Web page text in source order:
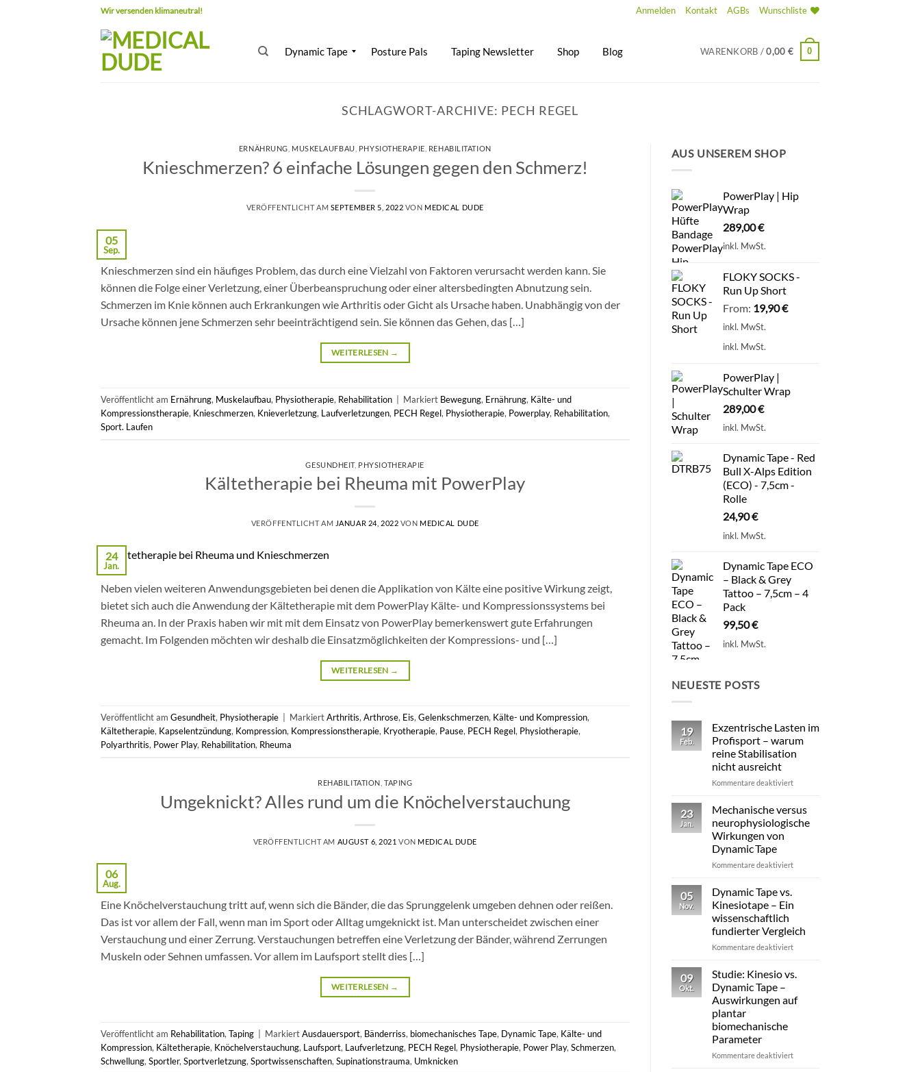
Wir versenden klimaneutral! Anmelden Kontakt AGBs Wunschliste
Dynamic Tape Posture Pals Taping Newsletter Shop Blog WARENKORB /0,00 € 0
SCHLAGWORT-ARCHIVE: PECH REGEL
ERNÄHRUNG MUSKELAUFBAU PHYSIOTHERAPIE REHABILITATION
Knieschmerzen? 6 einfache Lösungen gegen den Schmerz!
VERÖFFENTLICHT AM SEPTEMBER 5, 2022 VON MEDICAL DUDE
05
Sep.
Knieschmerzen sind ein häufiges Problem, das durch eine Vielzahl von Faktoren verursacht werden kann. Sie
können die Folge einer Verletzung, einer Überbeanspruchung oder einer altersbedingten Abnutzung sein.
Schmerzen im Knie können auch Erkrankungen wie Arthritis oder Gicht als Ursache haben. Unabhängig von der
Ursache können jene Schmerzen sehr beeinträchtigend sein. Sie können das Gehen, das […]
WEITERLESEN →
Veröffentlicht am Ernährung, Muskelaufbau, Physiotherapie, Rehabilitation Markiert Bewegung, Ernährung, Kälte- und
Kompressionstherapie, Knieschmerzen, Knieverletzung, Laufverletzungen, PECH Regel, Physiotherapie, Powerplay, Rehabilitation,
Sport. Laufen
GESUNDHEIT, PHYSIOTHERAPIE
Kältetherapie bei Rheuma mit PowerPlay
VERÖFFENTLICHT AM JANUAR 24, 2022 VON MEDICAL DUDE
24
Jan.
Neben vielen weiteren Anwendungsgebieten bei denen die Applikation von Kälte eine positive Wirkung zeigt,
bietet sich auch die Anwendung der Kältetherapie mit dem PowerPlay Kälte- und Kompressionssystems bei
Rheuma an. In der Praxis haben wir mit mit dem Einsatz von PowerPlay bemerkenswert gute Erfahrungen
gemacht. Im Folgenden möchten wir deshalb die Einsatzmöglichkeiten der Kompressions- und […]
WEITERLESEN →
Veröffentlicht am Gesundheit, Physiotherapie MarkiertArthritis,Arthrose, Eis,Gelenkschmerzen, Kälte- und Kompression,
Kältetherapie, Kapselentzündung, Kompression, Kompressionstherapie, Kryotherapie, Pause, PECH Regel, Physiotherapie,
Polyarthritis, Power Play, Rehabilitation, Rheuma
REHABILITATION ,TAPING
Umgeknickt? Alles rund um die Knöchelverstauchung
VERÖFFENTLICHT AM AUGUST 6, 2021 VON MEDICAL DUDE
06
Aug.
Eine Knöchelverstauchung tritt auf, wenn sich die Bänder, die das Sprunggelenk umgeben dehnen oder reißen.
Das ist vor allem der Fall, wenn man im Sport oder Alltag umgeknickt ist. Man unterscheidet zwischen einer
Verstauchung und einer Zerrung. Verstauchungen betreffen eine Verletzung der Bänder, während Zerrungen
Muskeln oder Sehnen umfassen. Vor allem im Laufsport stellt dies […]
WEITERLESEN →
Veröffentlicht am Rehabilitation, Taping MarkiertAusdauersport, Bänderriss, biomechanisches Tape, Dynamic Tape, Kälte- und
Kompression, Kältetherapie, Knöchelverstauchung, Laufsport, Laufverletzung, PECH Regel, Physiotherapie, Power Play, Schmerzen,
Schwellung, Sportler, Sportverletzung, Sportwissenschaften, Supinationstrauma, Umknicken
AUS UNSEREM SHOP
PowerPlay | Hip
Wrap
289,00€
inkl. MwSt.
FLOKY SOCKS -
Run Up Short
From: 19,90€
inkl. MwSt.
inkl. MwSt.
PowerPlay |
Schulter Wrap
289,00€
inkl. MwSt.
Dynamic Tape - Red
Bull X-Alps Edition
(ECO) - 7,5cm -
Rolle
24,90€
inkl. MwSt.
Dynamic Tape ECO
– Black & Grey
Tattoo – 7,5cm – 4
Pack
99,50€
inkl. MwSt.
NEUESTE POSTS
19
Feb.
Exzentrische Lasten im
Profisport – warum
reine Stabilisation
nicht ausreicht
Kommentare deaktiviertfür
im
Profisport
reine
23
Jan.
Mechanische versus
neurophysiologische
Wirkungen von
Dynamic Tape
Kommentare deaktiviertfür
Wirkungen
Dynamic Tape
05
Nov.
Dynamic Tape vs.
Kinesiotape – Ein
wissenschaftlich
fundierter Vergleich
Kommentare deaktiviertfür
vs.
–
09
Okt.
Studie: Kinesio vs.
Dynamic Tape –
Auswirkungen auf
plantar
biomechanische
Parameter
Kommentare deaktiviertfür